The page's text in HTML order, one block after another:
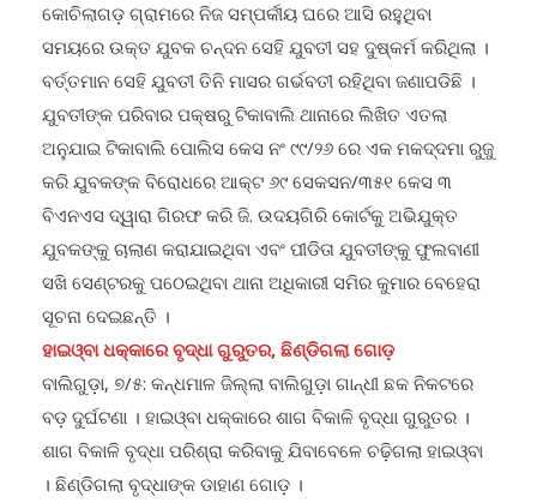
କୋଚିଲାଗଡ଼ ଗ୍ରାମରେ ନିଜ ସମ୍ପର୍କୀୟ ଘରେ ଆସି ରହୁଥିବା
ସମୟରେ ଉକ୍ତ ଯୁବକ ଚନ୍ଦନ ସେହି ଯୁବତୀ ସହ ଦୁଷ୍କର୍ମ କରିଥିଲା ।
ବର୍ତ୍ତମାନ ସେହି ଯୁବତୀ ତିନି ମାସର ଗର୍ଭବତୀ ରହିଥିବା ଜଣାପଡିଛି ।
ଯୁବତୀଙ୍କ ପରିବାର ପକ୍ଷରୁ ଟିକାବାଲି ଥାନାରେ ଲିଖିତ ଏତଲା
ଅନୁଯାଇ ଟିକାବାଲି ପୋଲିସ କେସ ନଂ ୯୯/୨୬ ରେ ଏକ ମକଦ୍ଦମା ରୁଜୁ
କରି ଯୁବକଙ୍କ ବିରୋଧରେ ଆକ୍ଟ ୬୯ ସେକସନ/୩୫୧ କେସ ୩
ବିଏନଏସ ଦ୍ୱାରା ଗିରଫ କରି ଜି. ଉଦୟଗିରି କୋର୍ଟକୁ ଅଭିଯୁକ୍ତ
ଯୁବକଙ୍କୁ ଚାଲାଣ କରାଯାଇଥିବା ଏବଂ ପୀଡିତା ଯୁବତୀଙ୍କୁ ଫୁଲବାଣୀ
ସଖି ସେଣ୍ଟରକୁ ପଠେଇଥିବା ଥାନା ଅଧିକାରୀ ସମିର କୁମାର ବେହେରା
ସୂଚନା ଦେଇଛନ୍ତି ।
ହାଇଓ୍ବା ଧକ୍କାରେ ବୃଦ୍ଧା ଗୁରୁତର, ଛିଣ୍ଡିଗଲା ଗୋଡ଼
ବାଲିଗୁଡ଼ା, ୭/୫: କନ୍ଧମାଳ ଜିଲ୍ଲା ବାଲିଗୁଡ଼ା ଗାନ୍ଧୀ ଛକ ନିକଟରେ
ବଡ଼ ଦୁର୍ଘଟଣା । ହାଇଓ୍ବା ଧକ୍କାରେ ଶାଗ ବିକାଳି ବୃଦ୍ଧା ଗୁରୁତର ।
ଶାଗ ବିକାଳି ବୃଦ୍ଧା ପରିଶ୍ରା କରିବାକୁ ଯିବାବେଳେ ଚଢ଼ିଗଲା ହାଇଓ୍ବା
। ଛିଣ୍ଡିଗଲା ବୃଦ୍ଧାଙ୍କ ଡାହାଣ ଗୋଡ଼ ।